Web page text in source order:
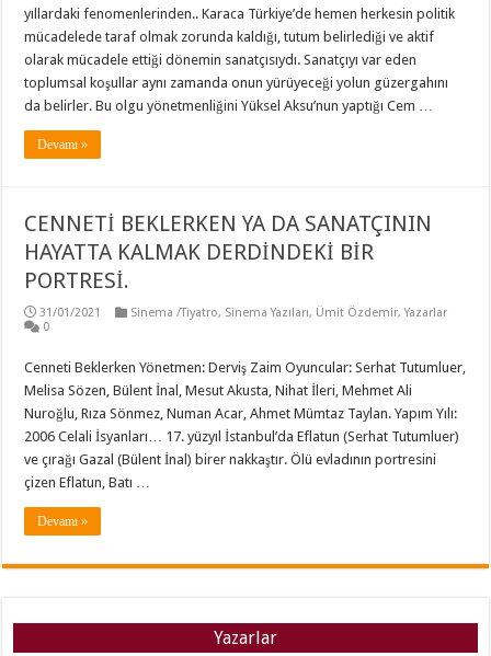
yıllardaki fenomenlerinden.. Karaca Türkiye’de hemen herkesin politik
mücadelede taraf olmak zorunda kaldığı, tutum belirlediği ve aktif
olarak mücadele ettiği dönemin sanatçısıydı. Sanatçıyı var eden
toplumsal koşullar aynı zamanda onun yürüyeceği yolun güzergahını
da belirler. Bu olgu yönetmenliğini Yüksel Aksu’nun yaptığı Cem …
Devamı »
CENNETİ BEKLERKEN YA DA SANATÇININ
HAYATTA KALMAK DERDİNDEKİ BİR
PORTRESİ.
31/01/2021 Sinema /Tiyatro, Sinema Yazıları, Ümit Özdemir,Yazarlar
0
Cenneti Beklerken Yönetmen: Derviş Zaim Oyuncular: Serhat Tutumluer,
Melisa Sözen, Bülent İnal, Mesut Akusta, Nihat İleri, Mehmet Ali
Nuroğlu, Rıza Sönmez, Numan Acar, Ahmet Mümtaz Taylan. Yapım Yılı:
2006 Celali İsyanları… 17. yüzyıl İstanbul’da Eflatun (Serhat Tutumluer)
ve çırağı Gazal (Bülent İnal) birer nakkaştır. Ölü evladının portresini
çizen Eflatun, Batı …
Devamı »
Yazarlar